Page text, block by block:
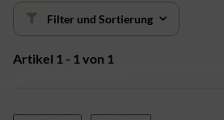
Filter und Sortierung
Artikel 1 - 1 von 1